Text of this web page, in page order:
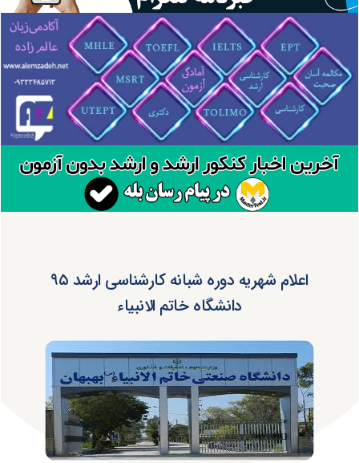
اعلام شهریه دوره شبانه کارشناسی ارشد ۹۵
دانشگاه خاتم الانبیاء